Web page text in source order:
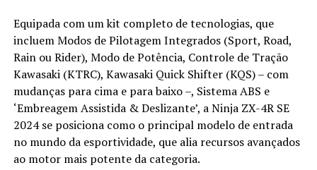
Equipada com um kit completo de tecnologias, que
incluem Modos de Pilotagem Integrados (Sport, Road,
Rain ou Rider), Modo de Potência, Controle de Tração
Kawasaki (KTRC), Kawasaki Quick Shifter (KQS) – com
mudanças para cima e para baixo –, Sistema ABS e
‘Embreagem Assistida & Deslizante’, a Ninja ZX-4R SE
2024 se posiciona como o principal modelo de entrada
no mundo da esportividade, que alia recursos avançados
ao motor mais potente da categoria.